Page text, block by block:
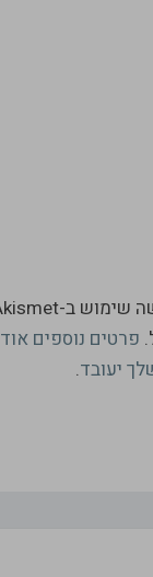
פרטים נוספים
יעובד.